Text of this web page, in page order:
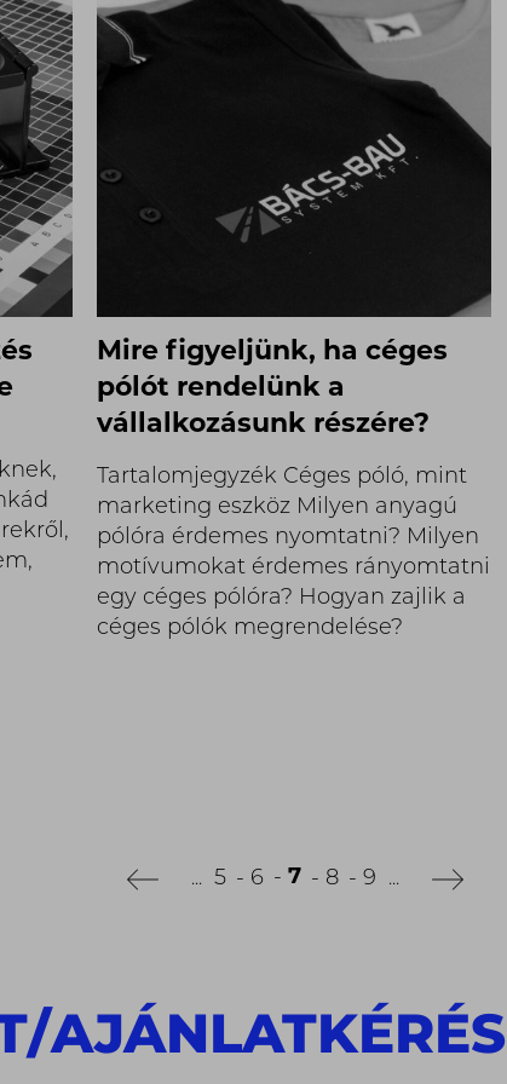
Mire figyeljünk, ha céges
pólót rendelünk a
vállalkozásunk részére?
Tartalomjegyzék Céges póló, mint
marketing eszköz Milyen anyagú
pólóra érdemes nyomtatni? Milyen
motívumokat érdemes rányomtatni
egy céges pólóra? Hogyan zajlik a
céges pólók megrendelése?
... 5 6 7 8 9 ...
/AJÁNLATKÉRÉS